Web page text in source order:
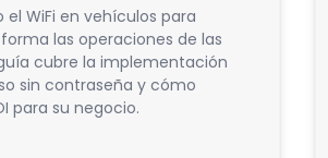
WiFi en vehículos para
las operaciones de las
cubre la implementación
sin contraseña y cómo
para su negocio.